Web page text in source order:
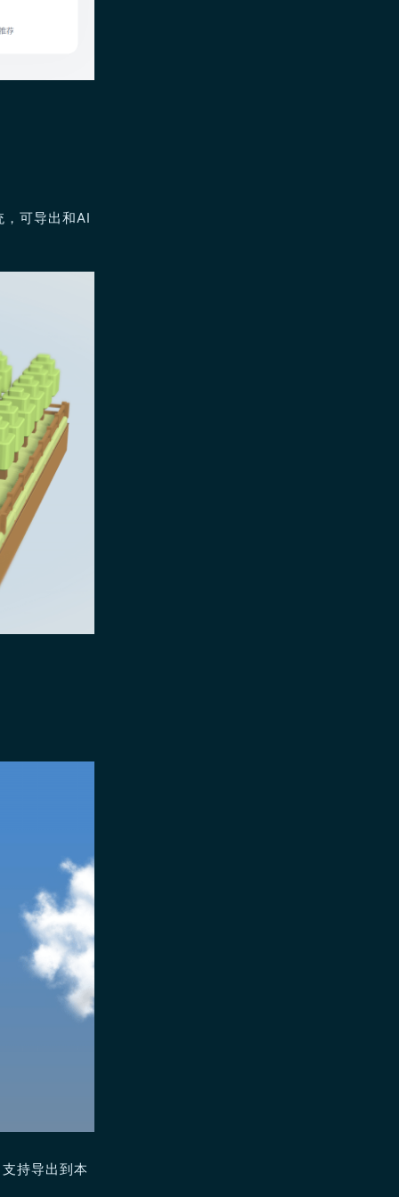
可导出和AI
持导出到本